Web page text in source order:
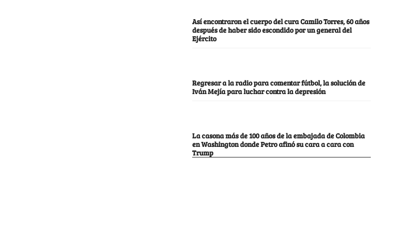
Así encontraron el cuerpo del cura Camilo Torres, 60 años
después de haber sido escondido por un general del
Ejército
Regresar a la radio para comentar fútbol, la solución de
Iván Mejía para luchar contra la depresión
La casona más de 100 años de la embajada de Colombia
en Washington donde Petro afinó su cara a cara con
Trump